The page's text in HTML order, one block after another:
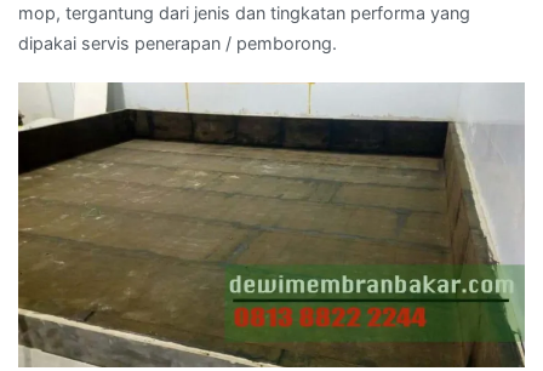
mop, tergantung dari jenis dan tingkatan performa yang
dipakai servis penerapan / pemborong.